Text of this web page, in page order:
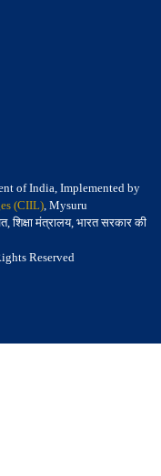
of India, Implemented by
(CIIL), Mysuru
शिक्षा मंत्रालय, भारत सरकार की
Reserved